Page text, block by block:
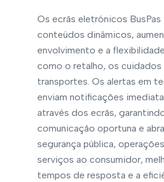
Os ecrãs eletrónicos
conteúdos dinâmicos,
envolvimento e a
como o retalho, os cuidados
transportes. Os alertas em
enviam notificações
através dos ecrãs,
comunicação oportuna e
segurança pública,
serviços ao consumidor,
tempos de resposta e a